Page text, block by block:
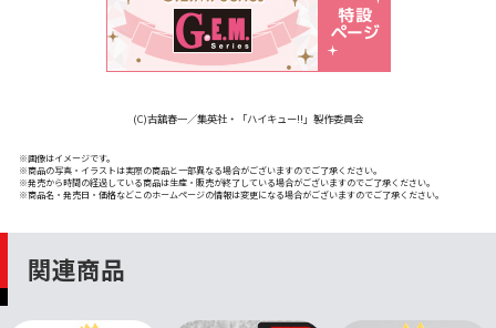
(C)古舘春一／集英社・「ハイキュー!!」製作委員会
※画像はイメージです。
※商品の写真・イラストは実際の商品と一部異なる場合がございますのでご了承ください。
※発売から時間の経過している商品は生産・販売が終了している場合がございますのでご了承ください。
※商品名・発売日・価格などこのホームページの情報は変更になる場合がございますのでご了承ください。
関連商品